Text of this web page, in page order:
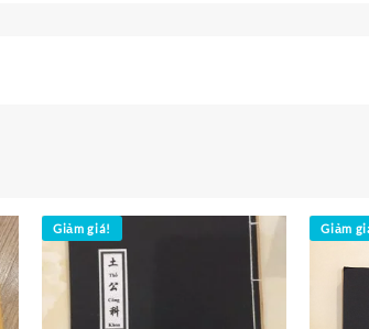
Giảm giá! Giảm